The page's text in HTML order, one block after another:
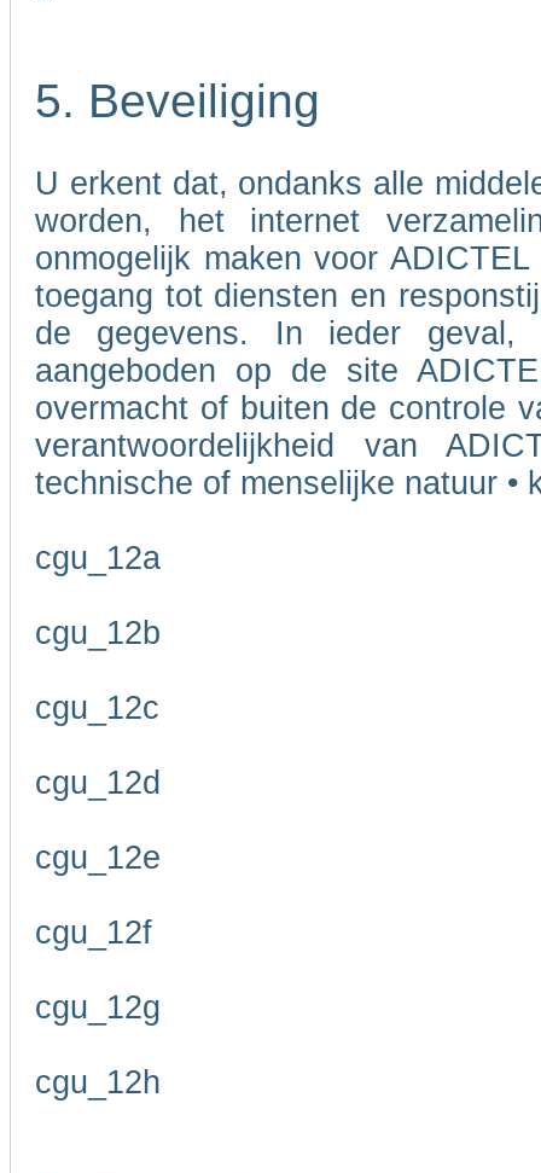
5. Beveiliging
U erkent dat, ondanks alle
worden, het internet
onmogelijk maken voor
toegang tot diensten en
de gegevens. In ieder
aangeboden op de site
overmacht of buiten de controle
verantwoordelijkheid van
technische of menselijke natuur
cgu_12a
cgu_12b
cgu_12c
cgu_12d
cgu_12e
cgu_12f
cgu_12g
cgu_12h